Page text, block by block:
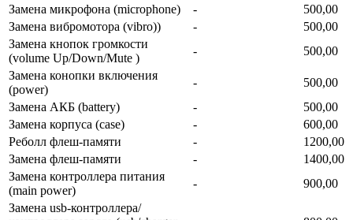
Замена микрофона (microphone)
-
500,00
Замена вибромотора (vibro))
-
500,00
Замена кнопок громкости
(volume Up/Down/Mute )
-
500,00
Замена конопки включения
(power)
-
500,00
Замена АКБ (battery)
-
500,00
Замена корпуса (сase)
-
600,00
Реболл флеш-памяти
-
1200,00
Замена флеш-памяти
-
1400,00
Замена контроллера питания
(main power)
-
900,00
Замена usb-контроллерa/